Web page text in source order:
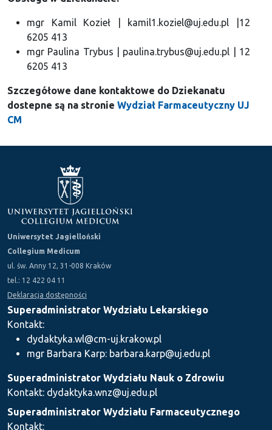
mgr Kamil Kozieł | kamil1.koziel@uj.edu.pl |12
6205 413
mgr Paulina Trybus | paulina.trybus@uj.edu.pl | 12
6205 413
Szczegółowe dane kontaktowe do Dziekanatu
dostepne są na stronie Wydział Farmaceutyczny UJ
CM
Uniwersytet Jagielloński
Collegium Medicum
ul. św. Anny 12, 31-008 Kraków
tel.: 12 422 04 11
Deklaracja dostępności
Superadministrator Wydziału Lekarskiego
Kontakt:
dydaktyka.wl@cm-uj.krakow.pl
mgr Barbara Karp: barbara.karp@uj.edu.pl
Superadministrator Wydziału Nauk o Zdrowiu
Kontakt: dydaktyka.wnz@uj.edu.pl
Superadministrator Wydziału Farmaceutycznego
Kontakt: